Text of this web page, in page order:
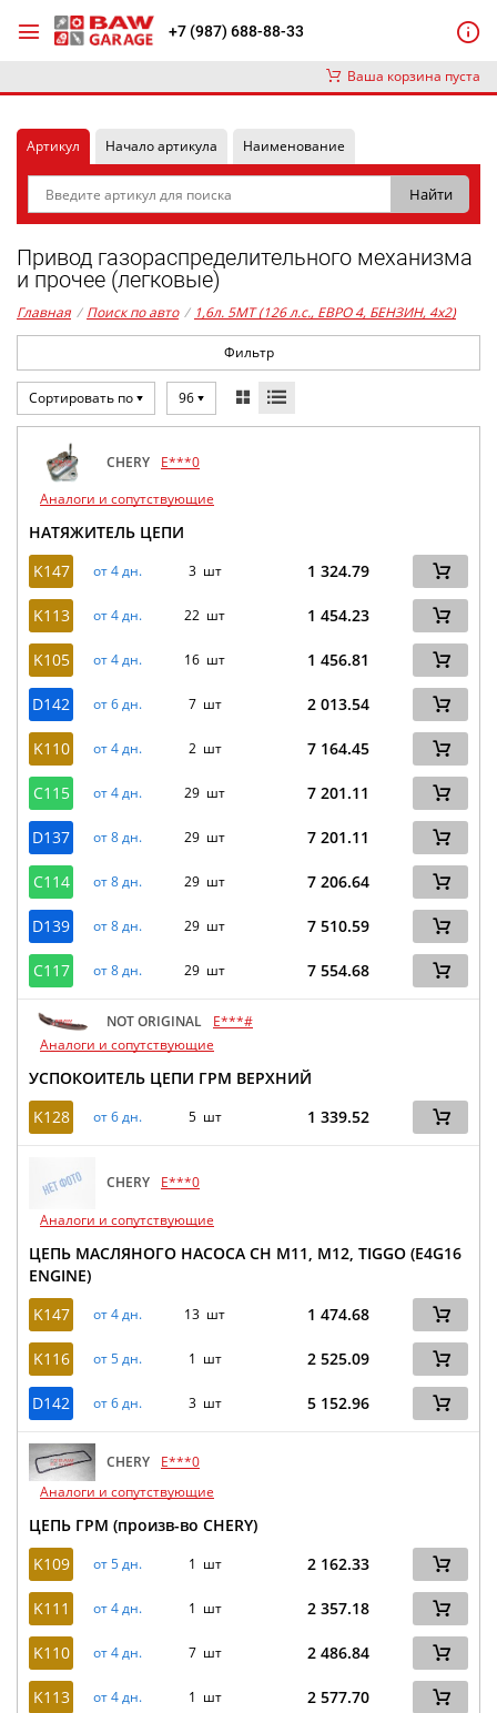
+7 (987) 688-88-33
Ваша корзина пуста
Артикул Начало артикула Наименование
Привод газораспределительного механизма
и прочее (легковые)
Главная / Поиск по авто / 1,6л. 5MT (126 л.с., ЕВРО 4, БЕНЗИН, 4x2)
Фильтр
Сортировать по 96
CHERY
E***0
Аналоги и сопутствующие
НАТЯЖИТЕЛЬ ЦЕПИ
K147
от 4 дн. 3 шт 1 324.79
K113 от 4 дн. 22 шт 1 454.23
K105 от 4 дн. 16 шт 1 456.81
D142 от 6 дн. 7 шт 2 013.54
K110 от 4 дн. 2 шт 7 164.45
C115 от 4 дн. 29 шт 7 201.11
D137 от 8 дн. 29 шт 7 201.11
C114 от 8 дн. 29 шт 7 206.64
D139 от 8 дн. 29 шт 7 510.59
C117 от 8 дн. 29 шт 7 554.68
NOT ORIGINAL
E***#
Аналоги и сопутствующие
УСПОКОИТЕЛЬ ЦЕПИ ГРМ ВЕРХНИЙ
K128
от 6 дн. 5 шт 1 339.52
CHERY
E***0
Аналоги и сопутствующие
ЦЕПЬ МАСЛЯНОГО НАСОСА CH M11, M12, TIGGO (E4G16
ENGINE)
K147
от 4 дн. 13 шт 1 474.68
K116 от 5 дн. 1 шт 2 525.09
D142 от 6 дн. 3 шт 5 152.96
CHERY
E***0
Аналоги и сопутствующие
ЦЕПЬ ГРМ (произв-во CHERY)
K109
от 5 дн. 1 шт 2 162.33
K111 от 4 дн. 1 шт 2 357.18
K110 от 4 дн. 7 шт 2 486.84
K113 от 4 дн. 1 шт 2 577.70